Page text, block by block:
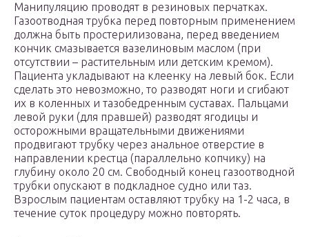
Манипуляцию проводят в резиновых перчатках.
Газоотводная трубка перед повторным применением
должна быть простерилизована, перед введением
кончик смазывается вазелиновым маслом (при
отсутствии – растительным или детским кремом).
Пациента укладывают на клеенку на левый бок. Если
сделать это невозможно, то разводят ноги и сгибают
их в коленных и тазобедренным суставах. Пальцами
левой руки (для правшей) разводят ягодицы и
осторожными вращательными движениями
продвигают трубку через анальное отверстие в
направлении крестца (параллельно копчику) на
глубину около 20 см. Свободный конец газоотводной
трубки опускают в подкладное судно или таз.
Взрослым пациентам оставляют трубку на 1-2 часа, в
течение суток процедуру можно повторять.